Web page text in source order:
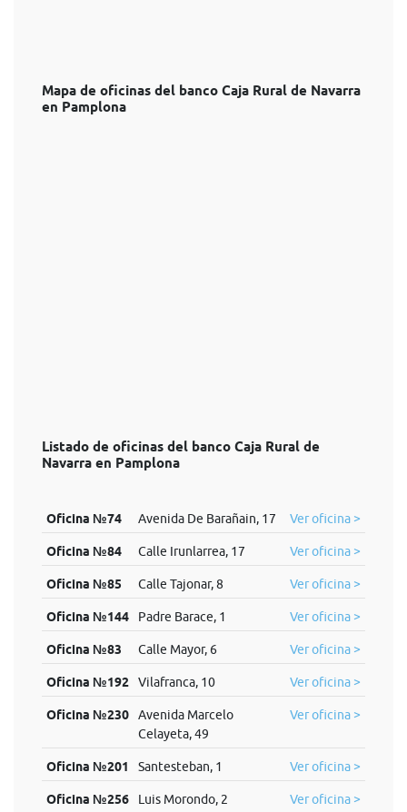
Mapa de oficinas del banco Caja Rural de Navarra
en Pamplona
Listado de oficinas del banco Caja Rural de
Navarra en Pamplona
Oficina №74 Avenida De Barañain, 17 Ver oficina >
Oficina №84 Calle Irunlarrea, 17 Ver oficina >
Oficina №85 Calle Tajonar, 8 Ver oficina >
Oficina №144 Padre Barace, 1 Ver oficina >
Oficina №83 Calle Mayor, 6 Ver oficina >
Oficina №192 Vilafranca, 10 Ver oficina >
Oficina №230
Avenida Marcelo
Celayeta, 49
Ver oficina >
Oficina №201 Santesteban, 1 Ver oficina >
Oficina №256 Luis Morondo, 2 Ver oficina >